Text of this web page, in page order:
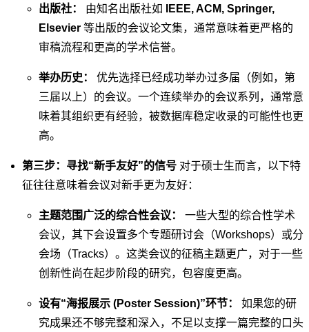
出版社： 由知名出版社如
IEEE, ACM, Springer,
Elsevier 等出版的会议论文集，通常意味着更严格的
审稿流程和更高的学术信誉。
举办历史：
优先选择已经成功举办过多届（例如，第
三届以上）的会议。一个连续举办的会议系列，通常意
味着其组织更有经验，被数据库稳定收录的可能性也更
高。
第三步：寻找“新手友好”的信号 对于硕士生而言，以下特
征往往意味着会议对新手更为友好：
主题范围广泛的综合性会议：
一些大型的综合性学术
会议，其下会设置多个专题研讨会（Workshops）或分
会场（Tracks）。这类会议的征稿主题更广，对于一些
创新性尚在起步阶段的研究，包容度更高。
设有“海报展示 (Poster Session)”环节：
如果您的研
究成果还不够完整和深入，不足以支撑一篇完整的口头